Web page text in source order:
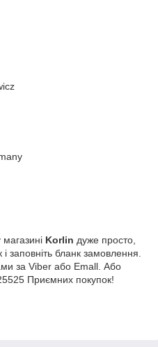
Korlin дуже просто,
заповніть бланк замовлення.
за Viber або Emall. Або
Приємних покупок!